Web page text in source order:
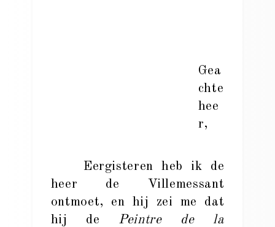
Gea
chte
hee
r,
Eergisteren heb ik de
heer de Villemessant
ontmoet, en hij zei me dat
hij de Peintre de la